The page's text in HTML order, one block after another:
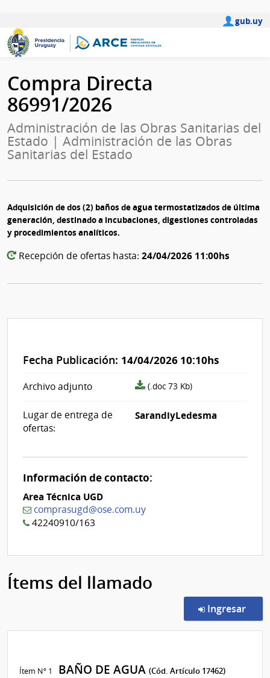
gub.uy
Compra Directa
86991/2026
Administración de las Obras Sanitarias del
Estado | Administración de las Obras
Sanitarias del Estado
Adquisición de dos (2) baños de agua termostatizados de última
generación, destinado a incubaciones, digestiones controladas
y procedimientos analíticos.
Recepción de ofertas hasta: 24/04/2026 11:00hs
Fecha Publicación: 14/04/2026 10:10hs
Archivo adjunto
archivo
(.doc 73 Kb)
Lugar de entrega de
ofertas:
SarandiyLedesma
Información de contacto:
Area Técnica UGD
comprasugd@ose.com.uy
42240910/163
Ítems del llamado
Ingresar
Ítem Nº 1 BAÑO DE AGUA(Cód. Artículo 17462)